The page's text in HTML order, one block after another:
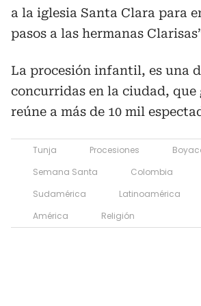
a la iglesia Santa Clara para
pasos a las hermanas
La procesión infantil, es una
concurridas en la ciudad, que
reúne a más de 10 mil
Tunja Procesiones
Semana Santa
Colombia
Sudamérica
Latinoamérica
América
Religión